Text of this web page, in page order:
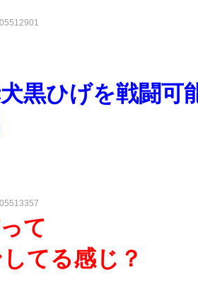
黒ひげを戦闘可
て
てる感じ？